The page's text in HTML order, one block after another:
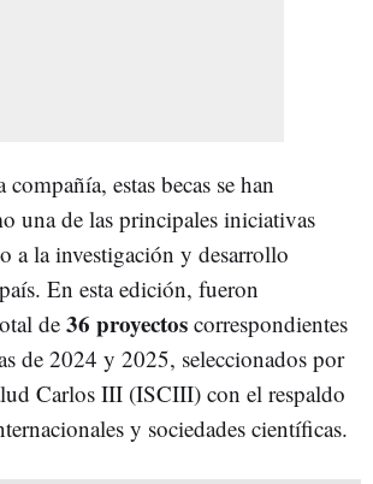
estas becas se han
una de las principales iniciativas
a la investigación y desarrollo
En esta edición, fueron
de36 proyectos correspondientes
de 2024 y 2025, seleccionados por
Carlos III (ISCIII) con el respaldo
y sociedades científicas.